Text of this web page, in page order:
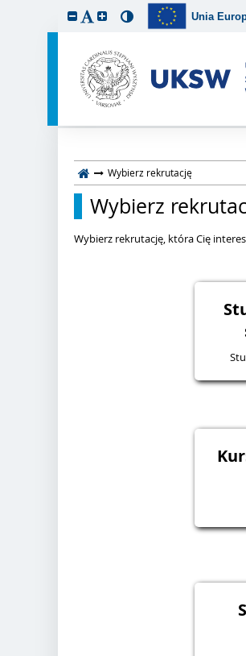
Unia
Wybierz rekrutację
Wybierz
Wybierz rekrutację, która Cię